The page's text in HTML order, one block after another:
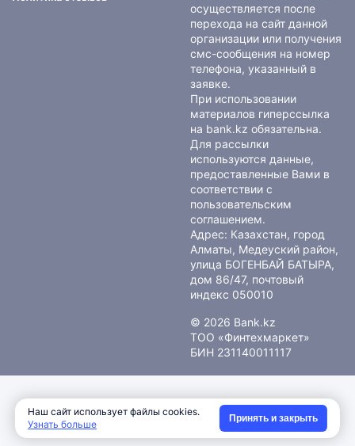
осуществляется после
перехода на сайт данной
организации или получения
смс-сообщения на номер
телефона, указанный в
заявке.
При использовании
материалов гиперссылка
на bank.kz обязательна.
Для рассылки
используются данные,
предоставленные Вами в
соответствии с
пользовательским
соглашением.
Адрес: Казахстан, город
Алматы, Медеуский район,
улица БОГЕНБАЙ БАТЫРА,
дом 86/47, почтовый
индекс 050010
© 2026 Bank.kz
ТОО «Финтехмаркет»
БИН 231140011117
Наш сайт использует файлы cookies.
Узнать больше
Принять и закрыть